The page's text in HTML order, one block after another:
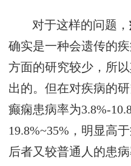
对于这样的问题，
确实是一种会遗传的
方面的研究较少，所
出的。但在对疾病的
癫痫患病率为3.8%-
19.8%~35%，明显高
后者又较普通人的患